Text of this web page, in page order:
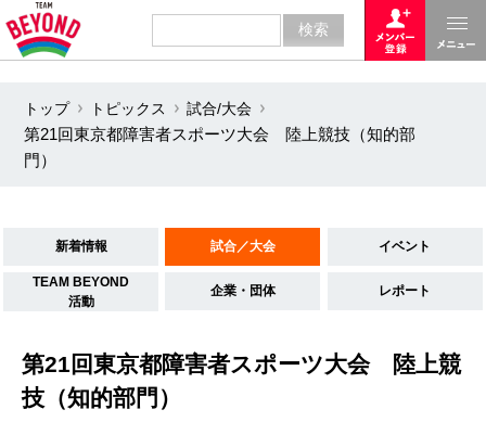
トップ トピックス
試合/大会
第21回東京都障害者スポーツ大会 陸上競技（知的部
門）
新着情報 試合／大会 イベント
TEAM BEYOND
活動
企業・団体 レポート
第21回東京都障害者スポーツ大会 陸上競
技（知的部門）